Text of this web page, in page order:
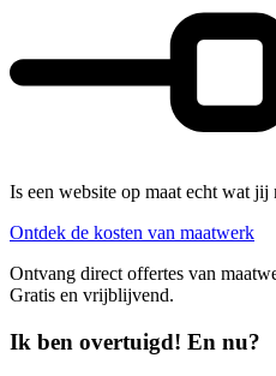
Is een website op maat echt wat jij
Ontdek de kosten van maatwerk
Ontvang direct offertes van
Gratis en vrijblijvend.
Ik ben overtuigd! En nu?